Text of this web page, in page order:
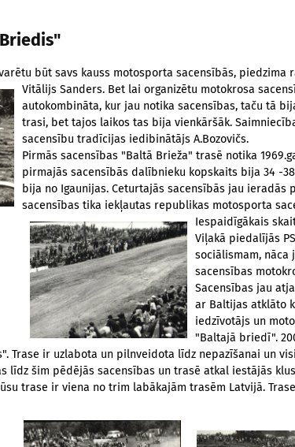
būt savs kauss motosporta sacensībās,
Vitālijs Sanders. Bet lai organizētu motokrosa
autokombināta, kur jau notika sacensības, taču tā
trasi, bet tajos laikos tas bija vienkāršāk.
sacensību tradīcijas iedibinātājs A.Bozovičs.
Pirmās sacensības "Baltā Brieža" trasē notika
pirmajās sacensībās dalībnieku kopskaits bija 34 -
bija no Igaunijas. Ceturtajās sacensībās jau ieradās
sacensības tika iekļautas republikas motosporta
Iespaidīgākais
Viļakā piedalījās
sociālismam, nāca
sacensības
Sacensības jau
ar Baltijas atklāto
iedzīvotājs un
"Baltajā briedī".
Trase ir uzlabota un pilnveidota līdz nepazīšanai un
līdz šim pēdējās sacensības un trasē atkal iestājās
trase ir viena no trim labākajām trasēm Latvijā.